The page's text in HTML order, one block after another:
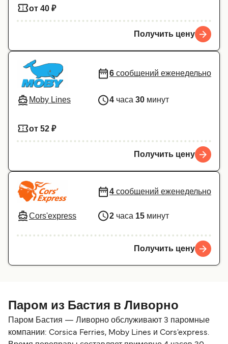
от 40 ₽
Получить цену
Moby Lines
6 сообщений еженедельно
4 часа 30 минут
от 52 ₽
Получить цену
Cors'express
4 сообщений еженедельно
2 часа 15 минут
Получить цену
Паром из Бастия в Ливорно
Паром Бастия — Ливорно обслуживают 3 паромные
компании: Corsica Ferries, Moby Lines и Cors'express.